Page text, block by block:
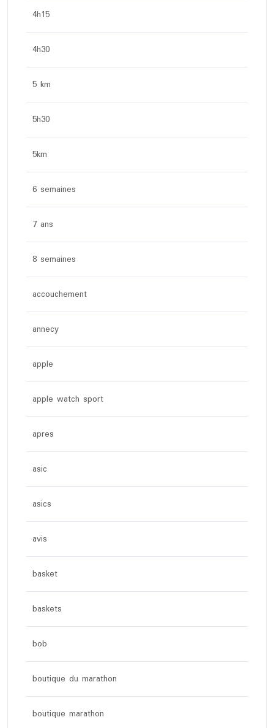
4h15
4h30
5 km
5h30
5km
6 semaines
7 ans
8 semaines
accouchement
annecy
apple
apple watch sport
apres
asic
asics
avis
basket
baskets
bob
boutique du marathon
boutique marathon